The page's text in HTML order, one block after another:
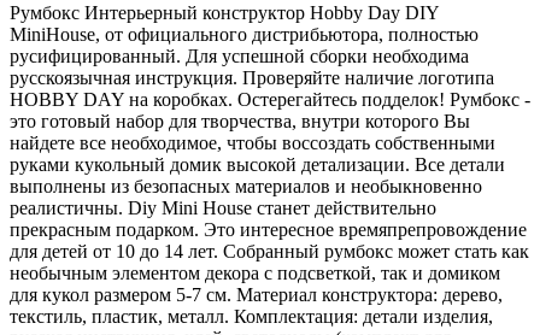
Румбокс Интерьерный конструктор Hobby Day DIY
MiniHouse, от официального дистрибьютора, полностью
русифицированный. Для успешной сборки необходима
русскоязычная инструкция. Проверяйте наличие логотипа
HOBBY DAY на коробках. Остерегайтесь подделок! Румбокс -
это готовый набор для творчества, внутри которого Вы
найдете все необходимое, чтобы воссоздать собственными
руками кукольный домик высокой детализации. Все детали
выполнены из безопасных материалов и необыкновенно
реалистичны. Diy Mini House станет действительно
прекрасным подарком. Это интересное времяпрепровождение
для детей от 10 до 14 лет. Собранный румбокс может стать как
необычным элементом декора с подсветкой, так и домиком
для кукол размером 5-7 см. Материал конструктора: дерево,
текстиль, пластик, металл. Комплектация: детали изделия,